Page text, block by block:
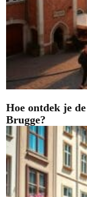
Hoe ontdek je
Brugge?